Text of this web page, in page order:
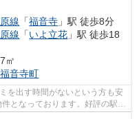
線 「福音寺 」駅 徒歩8分
線 「いよ立花 」駅 徒歩18
㎡
福音寺町
を出す時間がないという方も安
となっております。好評の駅近